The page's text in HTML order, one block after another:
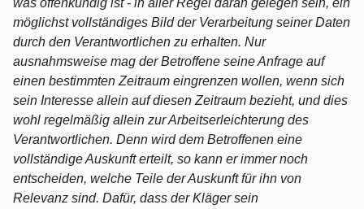
was offenkundig ist - in aller Regel daran gelegen sein, ein
möglichst vollständiges Bild der Verarbeitung seiner Daten
durch den Verantwortlichen zu erhalten. Nur
ausnahmsweise mag der Betroffene seine Anfrage auf
einen bestimmten Zeitraum eingrenzen wollen, wenn sich
sein Interesse allein auf diesen Zeitraum bezieht, und dies
wohl regelmäßig allein zur Arbeitserleichterung des
Verantwortlichen. Denn wird dem Betroffenen eine
vollständige Auskunft erteilt, so kann er immer noch
entscheiden, welche Teile der Auskunft für ihn von
Relevanz sind. Dafür, dass der Kläger sein